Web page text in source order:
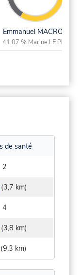
Emmanuel MACRON
41,07 % Marine LE PEN
de santé
2
(3,7 km)
4
(3,8 km)
km)